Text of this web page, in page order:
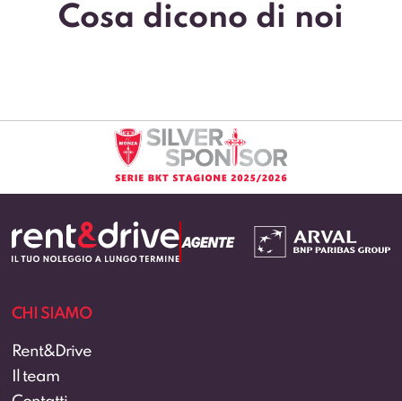
Cosa dicono di noi
CHI SIAMO
Rent&Drive
Il team